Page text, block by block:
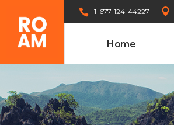
1-677-124-44227
Home
Tours Carousel
Tours List
Tours Filters